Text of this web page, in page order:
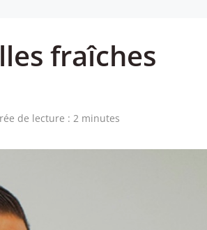
fraîches
de lecture : 2 minutes